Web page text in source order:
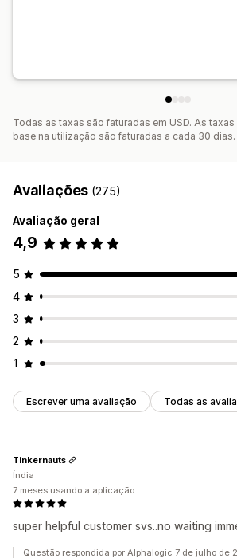
Todas as taxas são faturadas em USD. As
base na utilização são faturadas a cada 30 dias.
Avaliações (275)
Avaliação geral
4,9
5
4
3
2
1
Escrever uma avaliação Todas as
super helpful customer svs..no waiting
Tinkernauts
Índia
7 meses usando a aplicação
Questão respondida por Alphalogic 7 de julho de